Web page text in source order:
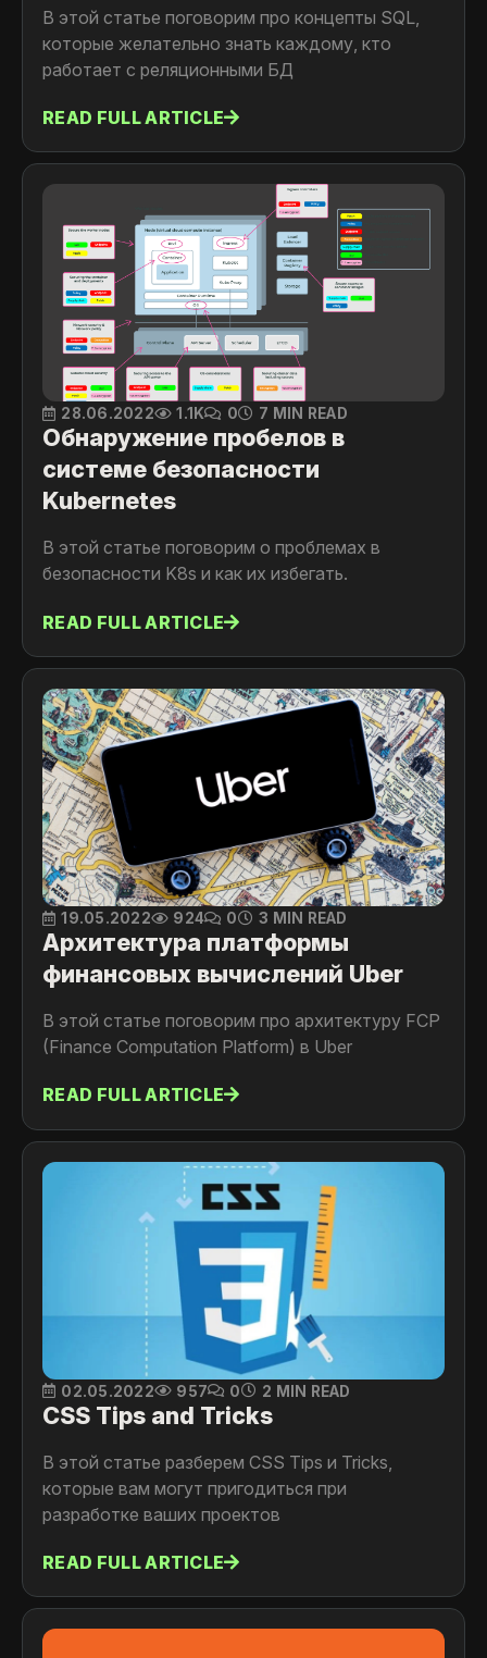
В этой статье поговорим про концепты SQL,
которые желательно знать каждому, кто
работает с реляционными БД
READ FULL ARTICLE
28.06.2022 1.1K 0 7 MIN READ
Обнаружение пробелов в
системе безопасности
Kubernetes
В этой статье поговорим о проблемах в
безопасности K8s и как их избегать.
READ FULL ARTICLE
19.05.2022 924 0 3 MIN READ
Архитектура платформы
финансовых вычислений Uber
В этой статье поговорим про архитектуру FCP
(Finance Computation Platform) в Uber
READ FULL ARTICLE
02.05.2022 957 0 2 MIN READ
CSS Tips and Tricks
В этой статье разберем CSS Tips и Tricks,
которые вам могут пригодиться при
разработке ваших проектов
READ FULL ARTICLE